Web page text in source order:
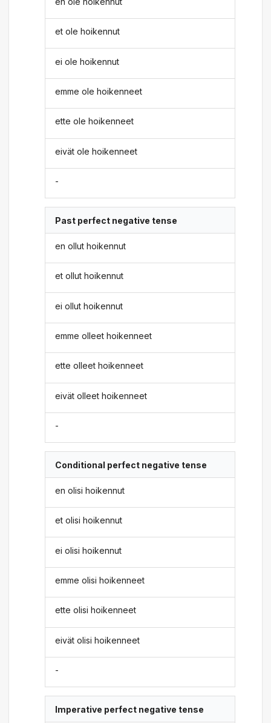
et ole hoikennut
ei ole hoikennut
emme ole hoikenneet
ette ole hoikenneet
eivät ole hoikenneet
-
Past perfect negative tense
en ollut hoikennut
et ollut hoikennut
ei ollut hoikennut
emme olleet hoikenneet
ette olleet hoikenneet
eivät olleet hoikenneet
-
Conditional perfect negative tense
en olisi hoikennut
et olisi hoikennut
ei olisi hoikennut
emme olisi hoikenneet
ette olisi hoikenneet
eivät olisi hoikenneet
-
Imperative perfect negative tense